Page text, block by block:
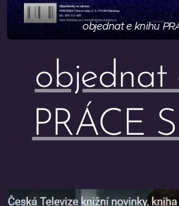
objednat e knihu
objednat
PRÁCE